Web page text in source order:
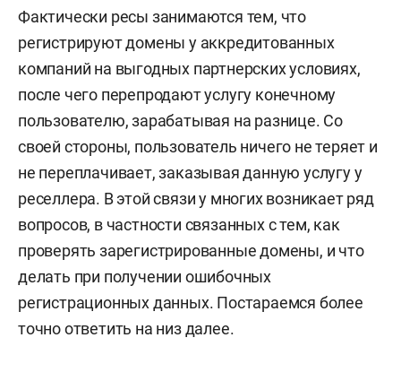
Фактически ресы занимаются тем, что
регистрируют домены у аккредитованных
компаний на выгодных партнерских условиях,
после чего перепродают услугу конечному
пользователю, зарабатывая на разнице. Со
своей стороны, пользователь ничего не теряет и
не переплачивает, заказывая данную услугу у
реселлера. В этой связи у многих возникает ряд
вопросов, в частности связанных с тем, как
проверять зарегистрированные домены, и что
делать при получении ошибочных
регистрационных данных. Постараемся более
точно ответить на низ далее.